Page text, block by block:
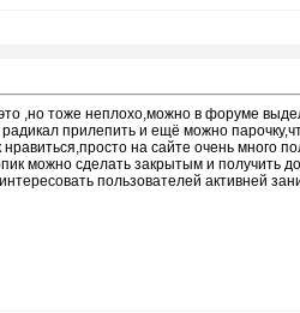
,но тоже неплохо,можно в форуме
прилепить и ещё можно
нравиться,просто на сайте очень много
можно сделать закрытым и получить
пользователей активней